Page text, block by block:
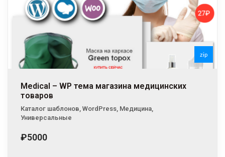
zip
Medical – WP тема магазина медицинских
товаров
Каталог шаблонов, WordPress, Медицина,
Универсальные
₽5000